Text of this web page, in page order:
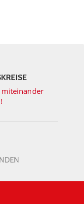
miteinander